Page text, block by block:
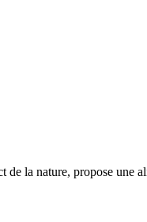
de la nature, propose une